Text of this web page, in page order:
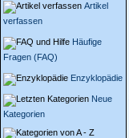
Artikel
verfassen
Häufige
Fragen (FAQ)
Enzyklopädie
Neue
Kategorien